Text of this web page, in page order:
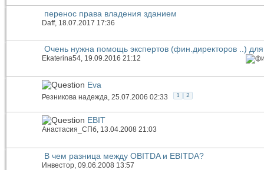
перенос права владения зданием
Daff, 18.07.2017 17:36
Очень нужна помощь экспертов (фин.директоров ..) для
Ekaterina54, 19.09.2016 21:12
Eva
Резникова надежда , 25.07.2006 02:33 1 2
EBIT
Анастасия_СПб, 13.04.2008 21:03
В чем разница между OBITDA и EBITDA?
Инвестор , 09.06.2008 13:57